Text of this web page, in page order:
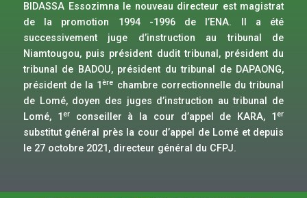
BIDASSA Essozimna le nouveau directeur est magistrat
de la promotion 1994 -1996 de l’ENA. Il a été
successivement juge d’instruction au tribunal de
Niamtougou, puis président dudit tribunal, président du
tribunal de BADOU, président du tribunal de DAPAONG,
président de la 1ère chambre correctionnelle du tribunal
de Lomé, doyen des juges d’instruction au tribunal de
Lomé, 1 erconseiller à la cour d’appel de KARA, 1er
substitut général près la cour d’appel de Lomé et depuis
le 27 octobre 2021, directeur général du CFPJ.